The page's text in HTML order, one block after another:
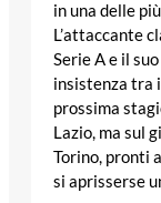
in una delle
L’attaccante
Serie A e il
insistenza tra
prossima
Lazio, ma sul
Torino, pronti
si aprisserse